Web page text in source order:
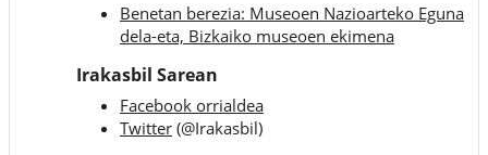
Benetan berezia: Museoen Nazioarteko Eguna
dela-eta, Bizkaiko museoen ekimena
Irakasbil Sarean
Facebook orrialdea
Twitter (@Irakasbil)